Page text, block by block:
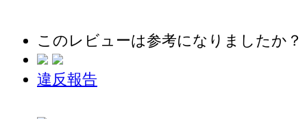
このレビューは参考になりましたか？
違反報告